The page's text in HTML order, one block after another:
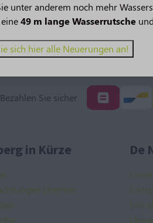
Bezahlen Sie sicher
in Kürze
Drenthe
De
unter anderem noch mehr
49 m lange Wasserrutsche
sich hier alle Neuerungen an!